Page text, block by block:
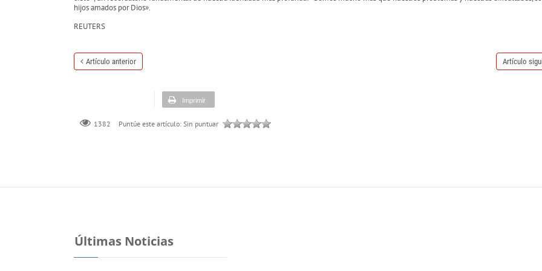
hijos amados por Dios».
REUTERS
Artículo anterior Artículo
Imprimir
1382 Puntúe este artículo: Sin puntuar
Últimas Noticias